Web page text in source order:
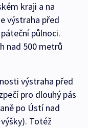
kraji a na
výstraha před
půlnoci.
nad 500 metrů
výstraha před
pro dlouhý pás
po Ústí nad
Totéž